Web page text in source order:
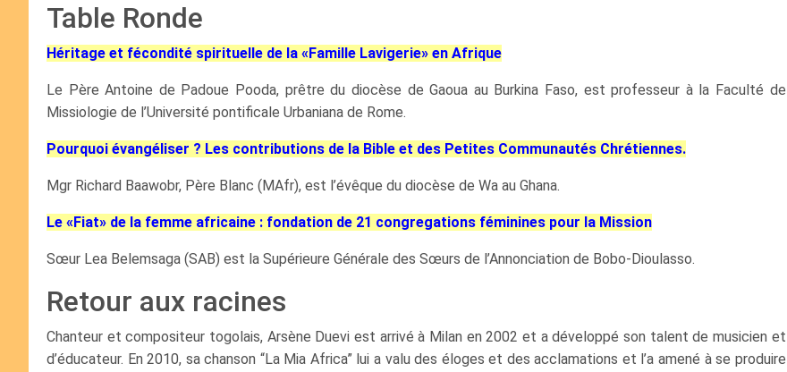
Table Ronde
Héritage et fécondité spirituelle de la «Famille Lavigerie» en Afrique
Le Père Antoine de Padoue Pooda, prêtre du diocèse de Gaoua au Burkina Faso, est professeur à la Faculté de
Missiologie de l’Université pontificale Urbaniana de Rome.
Pourquoi évangéliser ? Les contributions de la Bible et des Petites Communautés Chrétiennes.
Mgr Richard Baawobr, Père Blanc (MAfr), est l’évêque du diocèse de Wa au Ghana.
Le «Fiat» de la femme africaine : fondation de 21 congregations féminines pour la Mission
Sœur Lea Belemsaga (SAB) est la Supérieure Générale des Sœurs de l’Annonciation de Bobo-Dioulasso.
Retour aux racines
Chanteur et compositeur togolais, Arsène Duevi est arrivé à Milan en 2002 et a développé son talent de musicien et
d’éducateur. En 2010, sa chanson “La Mia Africa” lui a valu des éloges et des acclamations et l’a amené à se produire